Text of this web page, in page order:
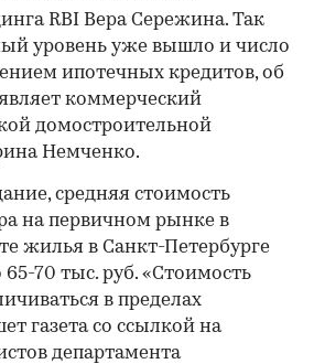
RBI Вера Сережина. Так
уровень уже вышло и число
ипотечных кредитов, об
коммерческий
домостроительной
Немченко.
средняя стоимость
на первичном рынке в
жилья в Санкт-Петербурге
65-70 тыс. руб. «Стоимость
в пределах
газета со ссылкой на
департамента